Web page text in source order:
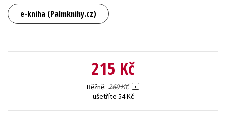
e-kniha (Palmknihy.cz)
215 Kč
Běžně 269 Kč
ušetříte 54 Kč